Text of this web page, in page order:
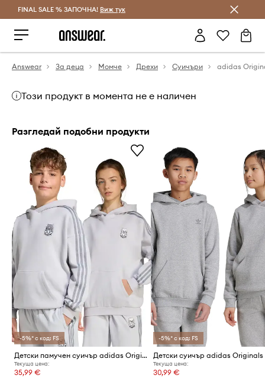
Спестявай с Answear Club
FINAL SALE % ЗАПОЧНА! Виж тук
Answear За деца Момче Дрехи Суичъри
Този продукт в момента не е наличен
Разгледай подобни продукти
-5%* с код: FS
Детски памучен суичър adidas Originals
Текуща цена:
35,99 €
-5%* с код: FS
Текуща цена:
30,99 €